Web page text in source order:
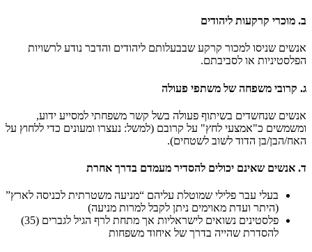
ב. מוכרי קרקעות ליהודים
אנשים שניסו למכור קרקע שבבעלותם ליהודים והדבר נודע לרשויות
הפלסטיניות או לסביבתם.
ג. קרובי משפחה של משתפי פעולה
אנשים שנחשדים בשיתוף פעולה בשל קשר משפחתי למסייע ידוע,
ומשמשים כ"אמצעי לחץ" על קרובם (למשל: נעצרו ומעונים כדי ללחוץ על
האח/הבן/בן הדוד לשוב לשטחים).
ד. אנשים שאינם יכולים להסדיר מעמדם בדרך אחרת
בעלי עבר פלילי שמוטלת עליהם “מניעה משטרתית לכניסה לארץ”
(היתר ועדת מאוימים ניתן לקבל למרות מניעה)
פלסטינים נשואים לישראליות אך מתחת לרף הגיל לגברים (35)
להסדרת שהייה בדרך של איחוד משפחות